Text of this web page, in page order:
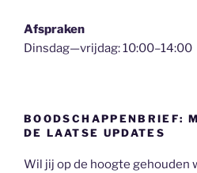
Afspraken
Dinsdag—vrijdag: 10:00–14:00
BOODSCHAPPENBRIEF:
DE LAATSE UPDATES
Wil jij op de hoogte gehouden